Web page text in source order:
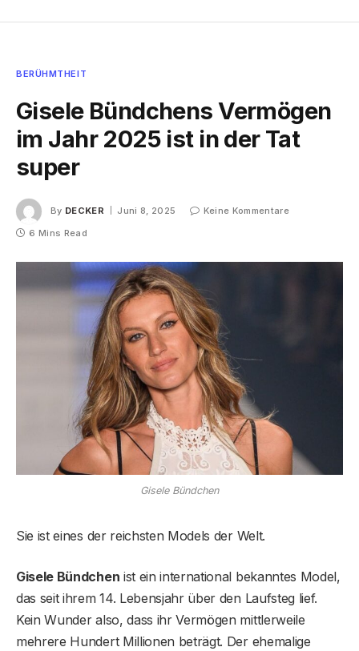
BERÜHMTHEIT
Gisele Bündchens Vermögen
im Jahr 2025 ist in der Tat
super
By DECKER Juni 8, 2025
Keine Kommentare
6 Mins Read
Gisele Bündchen
Sie ist eines der reichsten Models der Welt.
Gisele Bündchen ist ein international bekanntes Model,
das seit ihrem 14. Lebensjahr über den Laufsteg lief.
Kein Wunder also, dass ihr Vermögen mittlerweile
mehrere Hundert Millionen beträgt. Der ehemalige